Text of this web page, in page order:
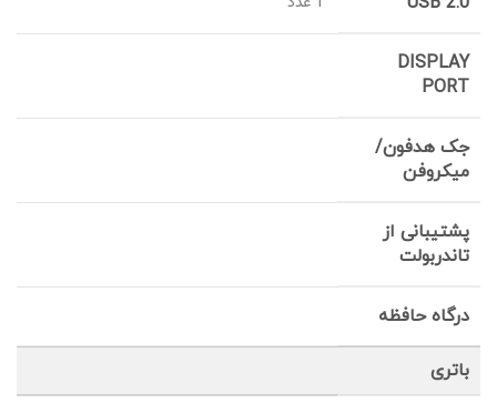
DISPLAY
PORT
جک هدفون/
میکروفن
پشتیبانی از
تاندربولت
درگاه حافظه
باتری